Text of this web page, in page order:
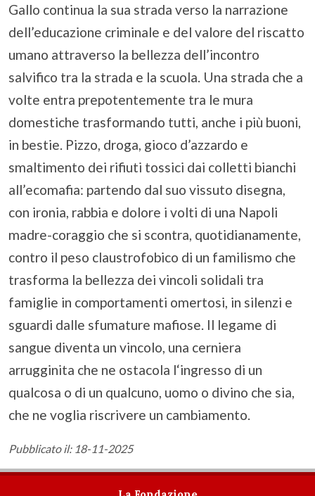
Gallo continua la sua strada verso la narrazione
dell’educazione criminale e del valore del riscatto
umano attraverso la bellezza dell’incontro
salvifico tra la strada e la scuola. Una strada che a
volte entra prepotentemente tra le mura
domestiche trasformando tutti, anche i più buoni,
in bestie. Pizzo, droga, gioco d’azzardo e
smaltimento dei rifiuti tossici dai colletti bianchi
all’ecomafia: partendo dal suo vissuto disegna,
con ironia, rabbia e dolore i volti di una Napoli
madre-coraggio che si scontra, quotidianamente,
contro il peso claustrofobico di un familismo che
trasforma la bellezza dei vincoli solidali tra
famiglie in comportamenti omertosi, in silenzi e
sguardi dalle sfumature mafiose. Il legame di
sangue diventa un vincolo, una cerniera
arrugginita che ne ostacola l‘ingresso di un
qualcosa o di un qualcuno, uomo o divino che sia,
che ne voglia riscrivere un cambiamento.
Pubblicato il: 18-11-2025